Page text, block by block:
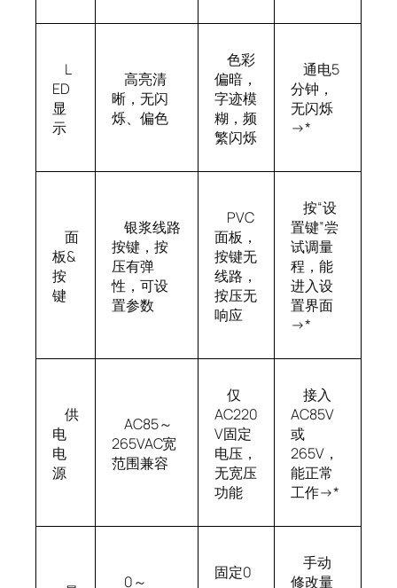
L
ED
显
示
高亮清
晰，无闪
烁、偏色
色彩
偏暗，
字迹模
糊，频
繁闪烁
通电5
分钟，
无闪烁
→*
面
板&
按
键
银浆线路
按键，按
压有弹
性，可设
置参数
PVC
面板，
按键无
线路，
按压无
响应
按“设
置键”尝
试调量
程，能
进入设
置界面
→*
供
电
电
源
AC85～
265VAC宽
范围兼容
仅
AC220
V固定
电压，
无宽压
功能
接入
AC85V
或
265V，
能正常
工作→*
0～
固定0
手动
修改量